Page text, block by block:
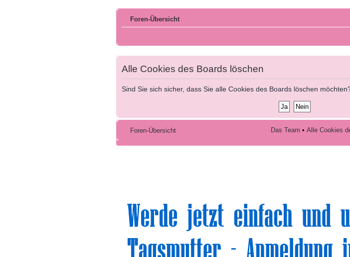
Foren-Übersicht
Alle Cookies des Boards löschen
Sind Sie sich sicher, dass Sie alle Cookies des Boards löschen
Foren-Übersicht Das Team • Alle Cookies